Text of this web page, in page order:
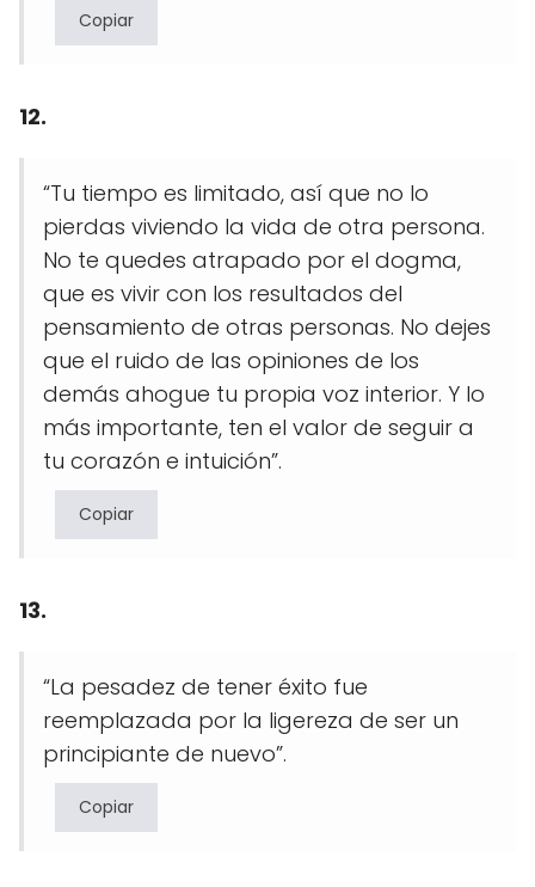
Copiar
12.
“Tu tiempo es limitado, así que no lo
pierdas viviendo la vida de otra persona.
No te quedes atrapado por el dogma,
que es vivir con los resultados del
pensamiento de otras personas. No dejes
que el ruido de las opiniones de los
demás ahogue tu propia voz interior. Y lo
más importante, ten el valor de seguir a
tu corazón e intuición”.
Copiar
13.
“La pesadez de tener éxito fue
reemplazada por la ligereza de ser un
principiante de nuevo”.
Copiar